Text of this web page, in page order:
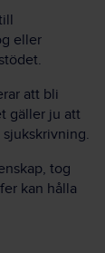
eller
att bli
gäller ju att
tog
kan hålla